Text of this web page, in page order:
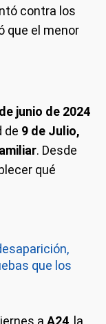
contra los
que el menor
junio de 2024
de 9 de Julio,
. Desde
qué
que los
a A24, la